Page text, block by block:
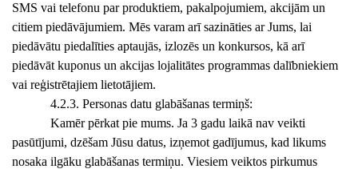
SMS vai telefonu par produktiem, pakalpojumiem, akcijām un
citiem piedāvājumiem. Mēs varam arī sazināties ar Jums, lai
piedāvātu piedalīties aptaujās, izlozēs un konkursos, kā arī
piedāvāt kuponus un akcijas lojalitātes programmas dalībniekiem
vai reģistrētajiem lietotājiem.
4.2.3. Personas datu glabāšanas termiņš:
Kamēr pērkat pie mums. Ja 3 gadu laikā nav veikti
pasūtījumi, dzēšam Jūsu datus, izņemot gadījumus, kad likums
nosaka ilgāku glabāšanas termiņu. Viesiem veiktos pirkumus